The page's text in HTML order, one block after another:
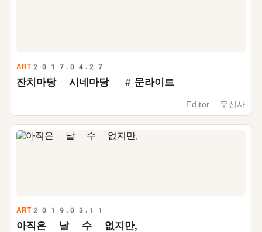
ART2017.04.27
잔치마당 시네마당 #문라이트
Editor 무신사
ART2019.03.11
아직은 날 수 없지만,